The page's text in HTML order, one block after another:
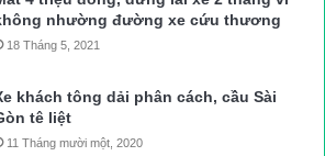
nhường đường xe cứu thương
18 Tháng 5, 2021
khách tông dải phân cách, cầu Sài
tê liệt
11 Tháng mười một, 2020